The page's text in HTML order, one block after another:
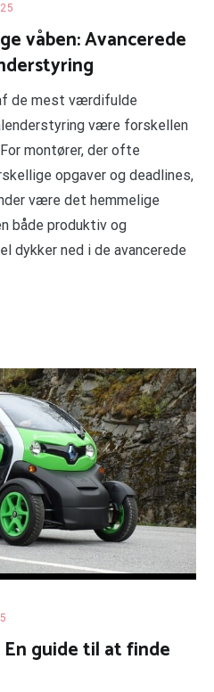
våben: Avancerede
de mest værdifulde
være forskellen
montører, der ofte
opgaver og deadlines,
være det hemmelige
både produktiv og
dykker ned i de avancerede
guide til at finde